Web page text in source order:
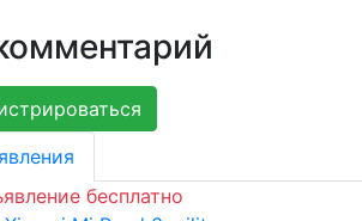
бесплатно